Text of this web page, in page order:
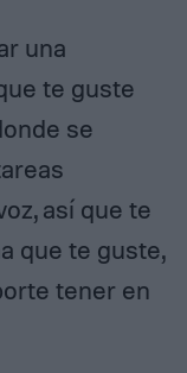
una
te guste
se
así que te
que te guste,
tener en